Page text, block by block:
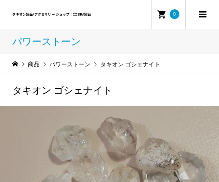
タキオン製品/アクセサリー ショップ：COBRA製品 0
パワーストーン
商品 パワーストーン タキオン ゴシェナイト
タキオン ゴシェナイト